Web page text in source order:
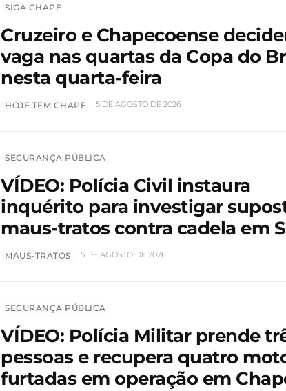
SIGA CHAPE
Cruzeiro e Chapecoense
vaga nas quartas da Copa do
nesta quarta-feira
HOJE TEM CHAPE 5 DE AGOSTO DE 2026
SEGURANÇA PÚBLICA
VÍDEO: Polícia Civil instaura
inquérito para investigar
maus-tratos contra cadela em
MAUS-TRATOS 5 DE AGOSTO DE 2026
SEGURANÇA PÚBLICA
VÍDEO: Polícia Militar prende
pessoas e recupera quatro
furtadas em operação em